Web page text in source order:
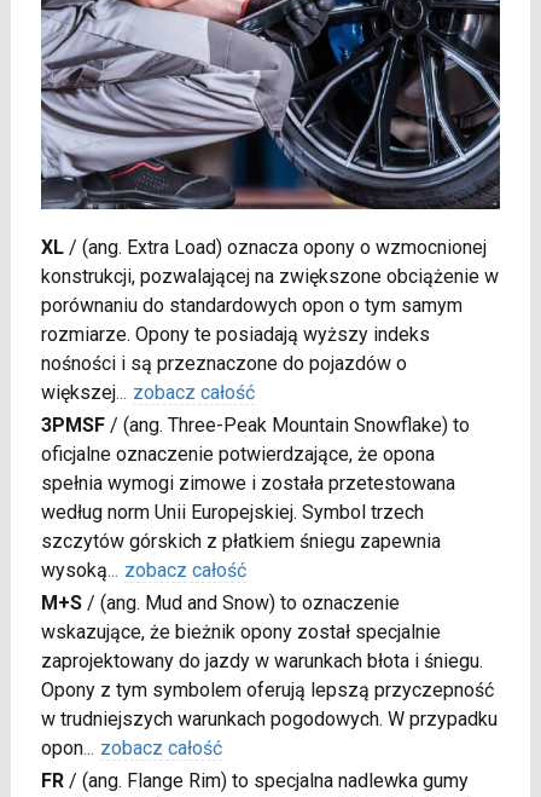
XL/ (ang. Extra Load) oznacza opony o wzmocnionej
konstrukcji, pozwalającej na zwiększone obciążenie w
porównaniu do standardowych opon o tym samym
rozmiarze. Opony te posiadają wyższy indeks
nośności i są przeznaczone do pojazdów o
większej... zobacz całość
3PMSF/ (ang. Three-Peak Mountain Snowflake) to
oficjalne oznaczenie potwierdzające, że opona
spełnia wymogi zimowe i została przetestowana
według norm Unii Europejskiej. Symbol trzech
szczytów górskich z płatkiem śniegu zapewnia
wysoką... zobacz całość
M+S/ (ang. Mud and Snow) to oznaczenie
wskazujące, że bieżnik opony został specjalnie
zaprojektowany do jazdy w warunkach błota i śniegu.
Opony z tym symbolem oferują lepszą przyczepność
w trudniejszych warunkach pogodowych. W przypadku
opon... zobacz całość
FR/ (ang. Flange Rim) to specjalna nadlewka gumy